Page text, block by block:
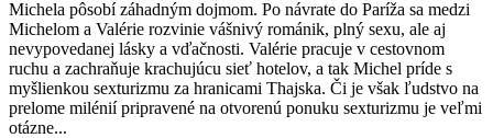
Michela pôsobí záhadným dojmom. Po návrate do Paríža sa medzi
Michelom a Valérie rozvinie vášnivý románik, plný sexu, ale aj
nevypovedanej lásky a vďačnosti. Valérie pracuje v cestovnom
ruchu a zachraňuje krachujúcu sieť hotelov, a tak Michel príde s
myšlienkou sexturizmu za hranicami Thajska. Či je však ľudstvo na
prelome milénií pripravené na otvorenú ponuku sexturizmu je veľmi
otázne...